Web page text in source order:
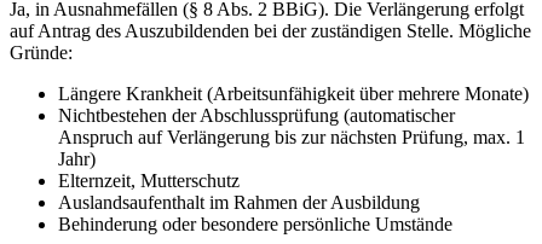
Ja, in Ausnahmefällen (§ 8 Abs. 2 BBiG). Die Verlängerung erfolgt
auf Antrag des Auszubildenden bei der zuständigen Stelle. Mögliche
Gründe:
Längere Krankheit (Arbeitsunfähigkeit über mehrere Monate)
Nichtbestehen der Abschlussprüfung (automatischer
Anspruch auf Verlängerung bis zur nächsten Prüfung, max. 1
Jahr)
Elternzeit, Mutterschutz
Auslandsaufenthalt im Rahmen der Ausbildung
Behinderung oder besondere persönliche Umstände